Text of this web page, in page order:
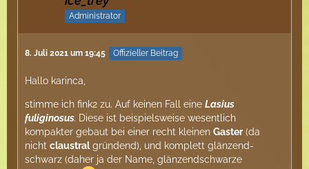
Administrator
8. Juli 2021 um 19:45 Offizieller Beitrag
Hallo karinca,
stimme ich fink2 zu. Auf keinen Fall eine Lasius
fuliginosus. Diese ist beispielsweise wesentlich
kompakter gebaut bei einer recht kleinen Gaster(da
nicht claustralgründend), und komplett glänzend-
schwarz (daher ja der Name, glänzendschwarze